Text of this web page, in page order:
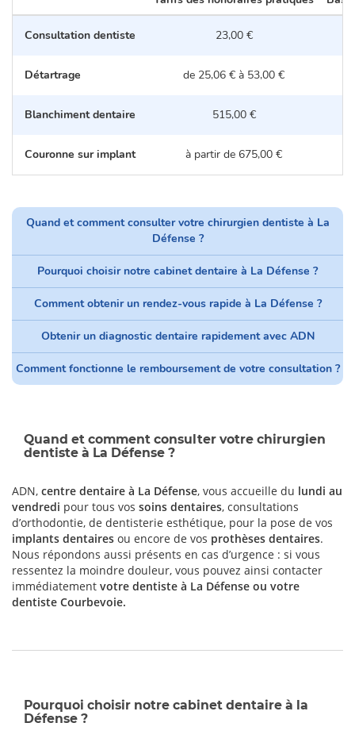
Consultation dentiste 23,00 €
Détartrage de 25,06 € à 53,00 €
Blanchiment dentaire 515,00 €
Couronne sur implant à partir de 675,00 €
Quand et comment consulter votre chirurgien dentiste à La
Défense ?
Pourquoi choisir notre cabinet dentaire à La Défense ?
Comment obtenir un rendez-vous rapide à La Défense ?
Obtenir un diagnostic dentaire rapidement avec ADN
Comment fonctionne le remboursement de votre consultation ?
Quand et comment consulter votre chirurgien
dentiste à La Défense ?
ADN, centre dentaire à La Défense, vous accueille du lundi au
vendredi pour tous vos soins dentaires, consultations
d’orthodontie, de dentisterie esthétique, pour la pose de vos
implants dentaires ou encore de vos prothèses dentaires.
Nous répondons aussi présents en cas d’urgence : si vous
ressentez la moindre douleur, vous pouvez ainsi contacter
immédiatement votre dentiste à La Défense ou votre
dentiste Courbevoie.
Pourquoi choisir notre cabinet dentaire à la
Défense ?